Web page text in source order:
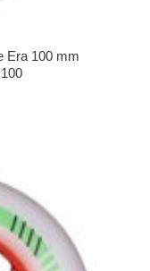
Era 100 mm